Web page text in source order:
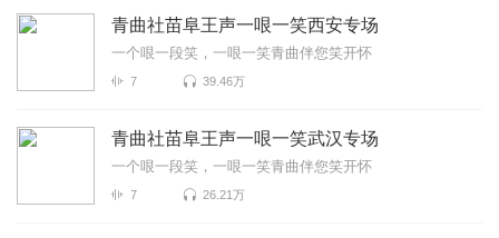
青曲社苗阜王声一哏一笑西安专场
一个哏一段笑，一哏一笑青曲伴您笑开怀
7 39.46万
青曲社苗阜王声一哏一笑武汉专场
一个哏一段笑，一哏一笑青曲伴您笑开怀
7 26.21万